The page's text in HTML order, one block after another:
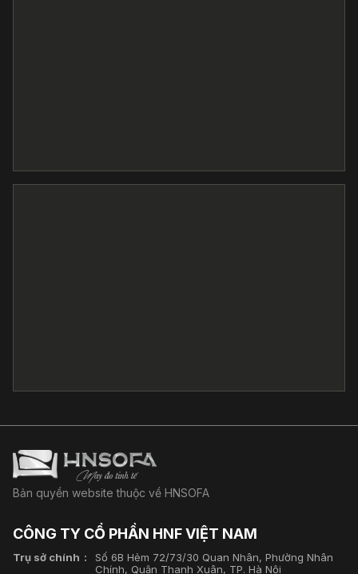
Bản quyền website thuộc về HNSOFA
CÔNG TY CỔ PHẦN HNF VIỆT NAM
Trụ sở chính
Số 6B Hẻm 72/73/30 Quan Nhân, Phường Nhân
Chính, Quận Thanh Xuân, TP. Hà Nội